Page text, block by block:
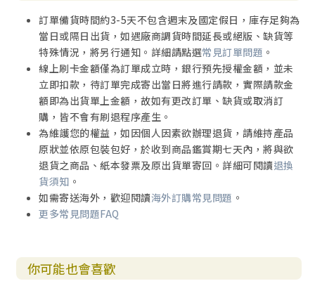
訂單備貨時間約3-5天不包含週末及國定假日，庫存足夠為
當日或隔日出貨，如遇廠商調貨時間延長或絕版、缺貨等
特殊情況，將另行通知。詳細請點選常見訂單問題 。
線上刷卡金額僅為訂單成立時，銀行預先授權金額，並未
立即扣款，待訂單完成寄出當日將進行請款，實際請款金
額即為出貨單上金額，故如有更改訂單、缺貨或取消訂
購，皆不會有刷退程序產生。
為維護您的權益，如因個人因素欲辦理退貨，請維持產品
原狀並依原包裝包好，於收到商品鑑賞期七天內，將與欲
退貨之商品、紙本發票及原出貨單寄回。詳細可閱讀退換
貨須知 。
如需寄送海外，歡迎閱讀海外訂購常見問題 。
更多常見問題FAQ
你可能也會喜歡